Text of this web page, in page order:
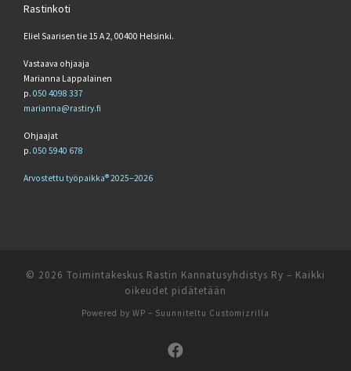
Rastinkoti
Eliel Saarisen tie 15 A 2, 00400 Helsinki.
Vastaava ohjaaja
Marianna Lappalainen
p. 050 4098 337
marianna@rastiry.fi
Ohjaajat
p. 050 5940 678
Arvostettu työpaikka® 2025–2026
© 2026 Toimintakeskus Rastin Kannatusyhdistys Ry – Kaikki
oikeudet pidätetään
Powered by WP – Suunniteltu Customizrilla